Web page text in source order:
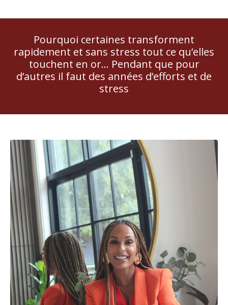
Pourquoi certaines transforment
rapidement et sans stress tout ce qu’elles
touchent en or... Pendant que pour
d’autres il faut des années d’efforts et de
stress